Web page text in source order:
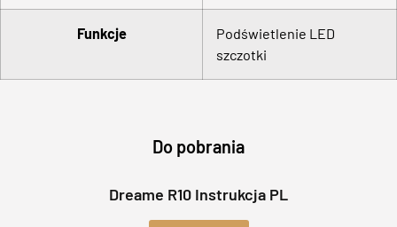
Funkcje
Podświetlenie LED
szczotki
Do pobrania
Dreame R10 Instrukcja PL